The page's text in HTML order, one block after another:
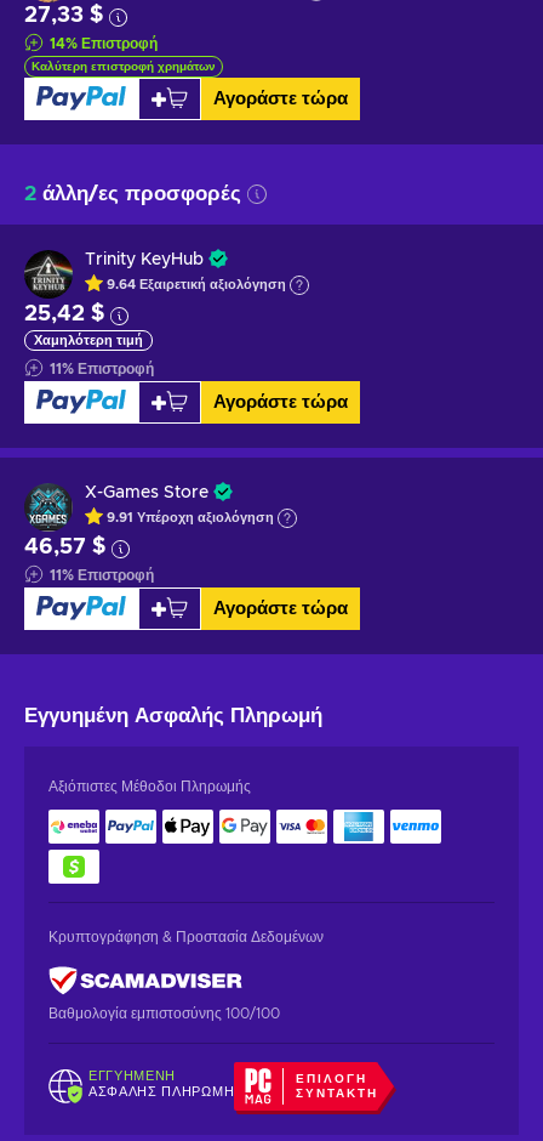
27,33 $
14% Επιστροφή
Καλύτερη επιστροφή χρημάτων
Αγοράστε τώρα
2 άλλη/ες προσφορές
Trinity KeyHub
9.64 Εξαιρετική αξιολόγηση
25,42 $
Χαμηλότερη τιμή
11% Επιστροφή
Αγοράστε τώρα
X-Games Store
9.91 Υπέροχη αξιολόγηση
46,57 $
11% Επιστροφή
Αγοράστε τώρα
Εγγυημένη Ασφαλής Πληρωμή
Αξιόπιστες Μέθοδοι Πληρωμής
Κρυπτογράφηση & Προστασία Δεδομένων
Βαθμολογία εμπιστοσύνης 100/100
ΕΓΓΥΗΜΈΝΗ
ΑΣΦΑΛΉΣ ΠΛΗΡΩΜΉ
ΕΠΙΛΟΓΉ
ΣΥΝΤΆΚΤΗ